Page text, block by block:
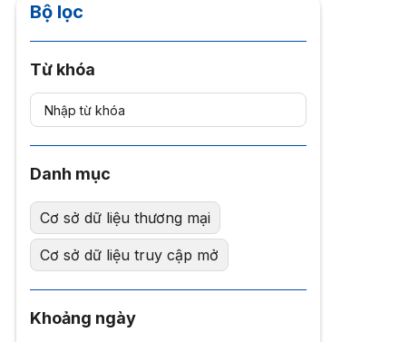
Bộ lọc
Từ khóa
Danh mục
Cơ sở dữ liệu thương mại
Cơ sở dữ liệu truy cập mở
Khoảng ngày